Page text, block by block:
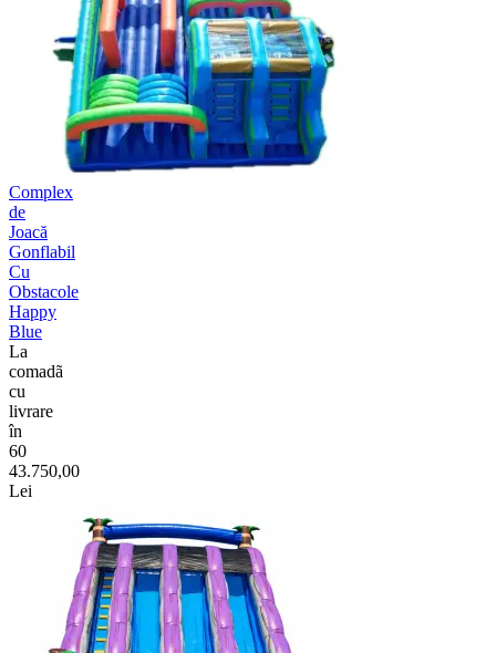
Complex
de
Joacă
Gonflabil
Cu
Obstacole
Happy
Blue
La
comadã
cu
livrare
în
60
43.750,00
Lei